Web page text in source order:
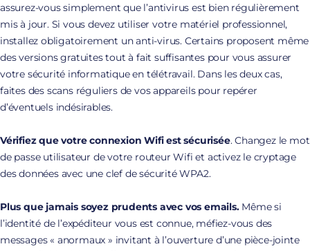
assurez-vous simplement que l’antivirus est bien régulièrement
mis à jour. Si vous devez utiliser votre matériel professionnel,
installez obligatoirement un anti-virus. Certains proposent même
des versions gratuites tout à fait suffisantes pour vous assurer
votre sécurité informatique en télétravail. Dans les deux cas,
faites des scans réguliers de vos appareils pour repérer
d’éventuels indésirables.
Vérifiez que votre connexion Wifi est sécurisée. Changez le mot
de passe utilisateur de votre routeur Wifi et activez le cryptage
des données avec une clef de sécurité WPA2.
Plus que jamais soyez prudents avec vos emails.Même si
l’identité de l’expéditeur vous est connue, méfiez-vous des
messages « anormaux » invitant à l’ouverture d’une pièce-jointe